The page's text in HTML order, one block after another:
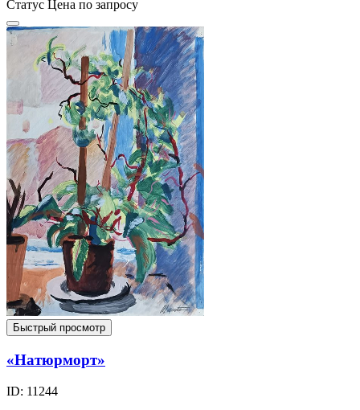
Статус Цена по запросу
Быстрый просмотр
«Натюрморт»
ID: 11244